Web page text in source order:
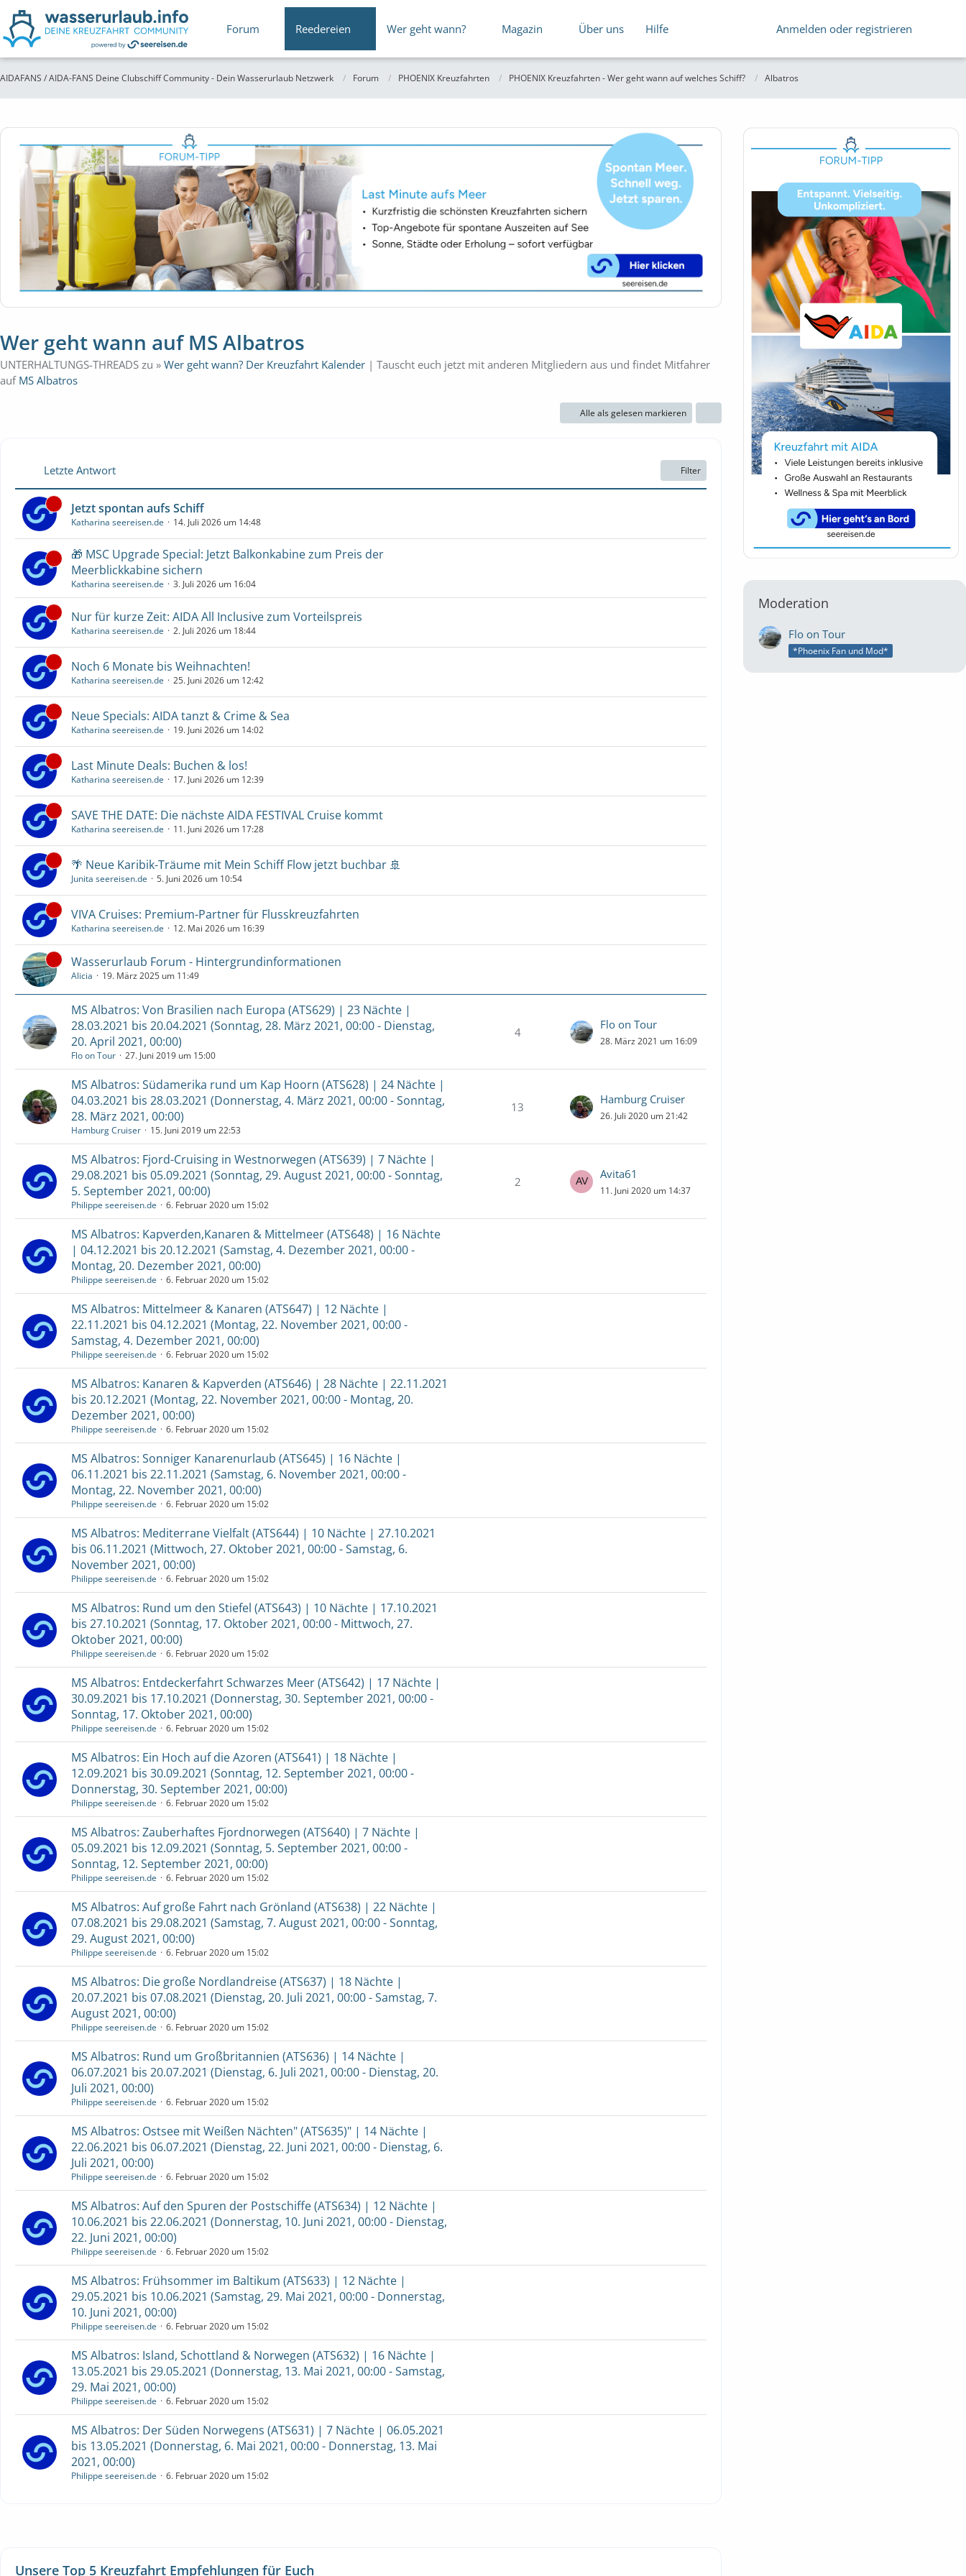
Forum Reedereien Wer geht wann? Magazin Über uns Hilfe Anmelden oder registrieren
AIDAFANS / AIDA-FANS Deine Clubschiff Community - Dein Wasserurlaub Netzwerk Forum PHOENIX Kreuzfahrten PHOENIX Kreuzfahrten - Wer geht wann auf welches Schiff? Albatros
Wer geht wann auf MS Albatros
UNTERHALTUNGS-THREADS zu » Wer geht wann? Der Kreuzfahrt Kalender | Tauscht euch jetzt mit anderen Mitgliedern aus und findet Mitfahrer
auf MS Albatros
Alle als gelesen markieren
Letzte Antwort Filter
Jetzt spontan aufs Schiff
Katharina seereisen.de 14. Juli 2026 um 14:48
🎁 MSC Upgrade Special: Jetzt Balkonkabine zum Preis der
Meerblickkabine sichern
Katharina seereisen.de 3. Juli 2026 um 16:04
Nur für kurze Zeit: AIDA All Inclusive zum Vorteilspreis
Katharina seereisen.de 2. Juli 2026 um 18:44
Noch 6 Monate bis Weihnachten!
Katharina seereisen.de 25. Juni 2026 um 12:42
Neue Specials: AIDA tanzt & Crime & Sea
Katharina seereisen.de 19. Juni 2026 um 14:02
Last Minute Deals: Buchen & los!
Katharina seereisen.de 17. Juni 2026 um 12:39
SAVE THE DATE: Die nächste AIDA FESTIVAL Cruise kommt
Katharina seereisen.de 11. Juni 2026 um 17:28
🌴 Neue Karibik-Träume mit Mein Schiff Flow jetzt buchbar 🚢
Junita seereisen.de 5. Juni 2026 um 10:54
VIVA Cruises: Premium-Partner für Flusskreuzfahrten
Katharina seereisen.de 12. Mai 2026 um 16:39
Wasserurlaub Forum - Hintergrundinformationen
Alicia 19. März 2025 um 11:49
MS Albatros: Von Brasilien nach Europa (ATS629) | 23 Nächte |
28.03.2021 bis 20.04.2021 (Sonntag, 28. März 2021, 00:00 - Dienstag,
20. April 2021, 00:00)
Flo on Tour 27. Juni 2019 um 15:00
4
Flo on Tour
28. März 2021 um 16:09
MS Albatros: Südamerika rund um Kap Hoorn (ATS628) | 24 Nächte |
04.03.2021 bis 28.03.2021 (Donnerstag, 4. März 2021, 00:00 - Sonntag,
28. März 2021, 00:00)
Hamburg Cruiser 15. Juni 2019 um 22:53
13
Hamburg Cruiser
26. Juli 2020 um 21:42
MS Albatros: Fjord-Cruising in Westnorwegen (ATS639) | 7 Nächte |
29.08.2021 bis 05.09.2021 (Sonntag, 29. August 2021, 00:00 - Sonntag,
5. September 2021, 00:00)
Philippe seereisen.de 6. Februar 2020 um 15:02
2
Avita61
11. Juni 2020 um 14:37
MS Albatros: Kapverden,Kanaren & Mittelmeer (ATS648) | 16 Nächte
| 04.12.2021 bis 20.12.2021 (Samstag, 4. Dezember 2021, 00:00 -
Montag, 20. Dezember 2021, 00:00)
Philippe seereisen.de 6. Februar 2020 um 15:02
MS Albatros: Mittelmeer & Kanaren (ATS647) | 12 Nächte |
22.11.2021 bis 04.12.2021 (Montag, 22. November 2021, 00:00 -
Samstag, 4. Dezember 2021, 00:00)
Philippe seereisen.de 6. Februar 2020 um 15:02
MS Albatros: Kanaren & Kapverden (ATS646) | 28 Nächte | 22.11.2021
bis 20.12.2021 (Montag, 22. November 2021, 00:00 - Montag, 20.
Dezember 2021, 00:00)
Philippe seereisen.de 6. Februar 2020 um 15:02
MS Albatros: Sonniger Kanarenurlaub (ATS645) | 16 Nächte |
06.11.2021 bis 22.11.2021 (Samstag, 6. November 2021, 00:00 -
Montag, 22. November 2021, 00:00)
Philippe seereisen.de 6. Februar 2020 um 15:02
MS Albatros: Mediterrane Vielfalt (ATS644) | 10 Nächte | 27.10.2021
bis 06.11.2021 (Mittwoch, 27. Oktober 2021, 00:00 - Samstag, 6.
November 2021, 00:00)
Philippe seereisen.de 6. Februar 2020 um 15:02
MS Albatros: Rund um den Stiefel (ATS643) | 10 Nächte | 17.10.2021
bis 27.10.2021 (Sonntag, 17. Oktober 2021, 00:00 - Mittwoch, 27.
Oktober 2021, 00:00)
Philippe seereisen.de 6. Februar 2020 um 15:02
MS Albatros: Entdeckerfahrt Schwarzes Meer (ATS642) | 17 Nächte |
30.09.2021 bis 17.10.2021 (Donnerstag, 30. September 2021, 00:00 -
Sonntag, 17. Oktober 2021, 00:00)
Philippe seereisen.de 6. Februar 2020 um 15:02
MS Albatros: Ein Hoch auf die Azoren (ATS641) | 18 Nächte |
12.09.2021 bis 30.09.2021 (Sonntag, 12. September 2021, 00:00 -
Donnerstag, 30. September 2021, 00:00)
Philippe seereisen.de 6. Februar 2020 um 15:02
MS Albatros: Zauberhaftes Fjordnorwegen (ATS640) | 7 Nächte |
05.09.2021 bis 12.09.2021 (Sonntag, 5. September 2021, 00:00 -
Sonntag, 12. September 2021, 00:00)
Philippe seereisen.de 6. Februar 2020 um 15:02
MS Albatros: Auf große Fahrt nach Grönland (ATS638) | 22 Nächte |
07.08.2021 bis 29.08.2021 (Samstag, 7. August 2021, 00:00 - Sonntag,
29. August 2021, 00:00)
Philippe seereisen.de 6. Februar 2020 um 15:02
MS Albatros: Die große Nordlandreise (ATS637) | 18 Nächte |
20.07.2021 bis 07.08.2021 (Dienstag, 20. Juli 2021, 00:00 - Samstag, 7.
August 2021, 00:00)
Philippe seereisen.de 6. Februar 2020 um 15:02
MS Albatros: Rund um Großbritannien (ATS636) | 14 Nächte |
06.07.2021 bis 20.07.2021 (Dienstag, 6. Juli 2021, 00:00 - Dienstag, 20.
Juli 2021, 00:00)
Philippe seereisen.de 6. Februar 2020 um 15:02
MS Albatros: Ostsee mit Weißen Nächten" (ATS635)" | 14 Nächte |
22.06.2021 bis 06.07.2021 (Dienstag, 22. Juni 2021, 00:00 - Dienstag, 6.
Juli 2021, 00:00)
Philippe seereisen.de 6. Februar 2020 um 15:02
MS Albatros: Auf den Spuren der Postschiffe (ATS634) | 12 Nächte |
10.06.2021 bis 22.06.2021 (Donnerstag, 10. Juni 2021, 00:00 - Dienstag,
22. Juni 2021, 00:00)
Philippe seereisen.de 6. Februar 2020 um 15:02
MS Albatros: Frühsommer im Baltikum (ATS633) | 12 Nächte |
29.05.2021 bis 10.06.2021 (Samstag, 29. Mai 2021, 00:00 - Donnerstag,
10. Juni 2021, 00:00)
Philippe seereisen.de 6. Februar 2020 um 15:02
MS Albatros: Island, Schottland & Norwegen (ATS632) | 16 Nächte |
13.05.2021 bis 29.05.2021 (Donnerstag, 13. Mai 2021, 00:00 - Samstag,
29. Mai 2021, 00:00)
Philippe seereisen.de 6. Februar 2020 um 15:02
MS Albatros: Der Süden Norwegens (ATS631) | 7 Nächte | 06.05.2021
bis 13.05.2021 (Donnerstag, 6. Mai 2021, 00:00 - Donnerstag, 13. Mai
2021, 00:00)
Philippe seereisen.de 6. Februar 2020 um 15:02
Unsere Top 5 Kreuzfahrt Empfehlungen für Euch
Moderation
Flo on Tour
*Phoenix Fan und Mod*